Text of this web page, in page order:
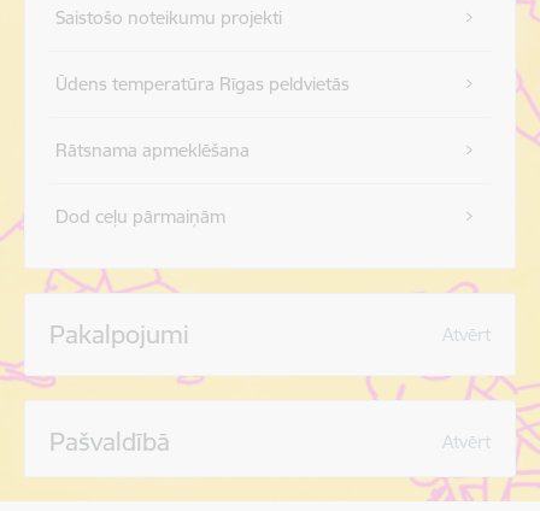
Saistošo noteikumu projekti
Ūdens temperatūra Rīgas peldvietās
Rātsnama apmeklēšana
Dod ceļu pārmaiņām
Pakalpojumi Atvērt
Pašvaldībā Atvērt